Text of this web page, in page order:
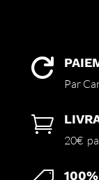

Par

20€